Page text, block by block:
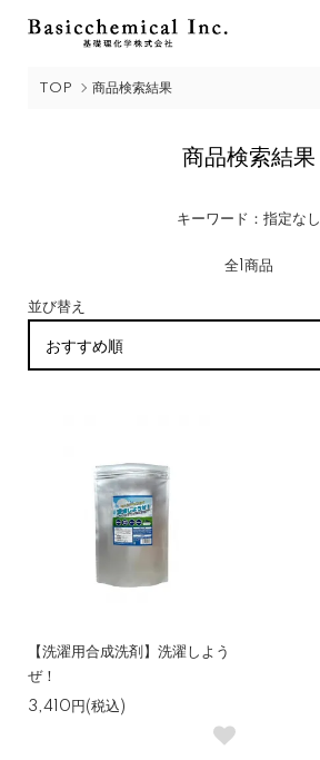
TOP 商品検索結果
商品検索結果
キーワード：指定なし
全1商品
並び替え
【洗濯用合成洗剤】洗濯しよう
ぜ！
3,410円(税込)